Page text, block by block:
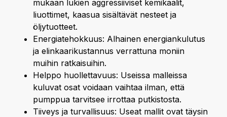
mukaan lukien aggressiiviset kemikaalit,
liuottimet, kaasua sisältävät nesteet ja
öljytuotteet.
Energiatehokkuus: Alhainen energiankulutus
ja elinkaarikustannus verrattuna moniin
muihin ratkaisuihin.
Helppo huollettavuus: Useissa malleissa
kuluvat osat voidaan vaihtaa ilman, että
pumppua tarvitsee irrottaa putkistosta.
Tiiveys ja turvallisuus: Useat mallit ovat täysin